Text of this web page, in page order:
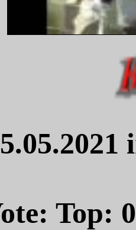
Top: 0